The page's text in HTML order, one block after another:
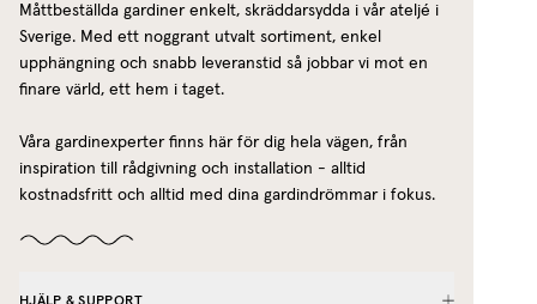
Måttbeställda gardiner enkelt, skräddarsydda i vår ateljé i
Sverige. Med ett noggrant utvalt sortiment, enkel
upphängning och snabb leveranstid så jobbar vi mot en
finare värld, ett hem i taget.
Våra gardinexperter finns här för dig hela vägen, från
inspiration till rådgivning och installation - alltid
kostnadsfritt och alltid med dina gardindrömmar i fokus.
HJÄLP & SUPPORT